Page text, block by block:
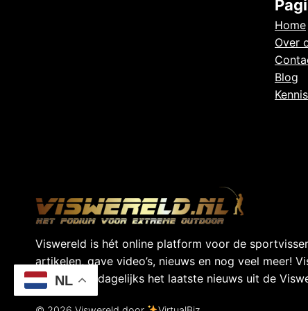
Home
Over
Blog
Viswereld is hét online platform voor de
artikelen, gave video’s, nieuws en nog veel meer!
sportvisser dagelijks het laatste nieuws uit de
NL